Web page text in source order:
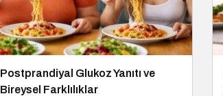
Postprandiyal Glukoz Yanıtı ve
Bireysel Farklılıklar